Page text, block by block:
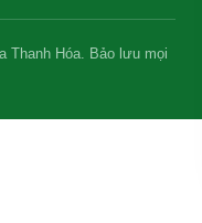
Thanh Hóa. Bảo lưu mọi